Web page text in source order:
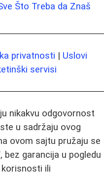
Što Treba da Znaš
privatnosti | Uslovi
servisi
nikakvu odgovornost
u sadržaju ovog
ovom sajtu pružaju se
bez garancija u pogledu
ili